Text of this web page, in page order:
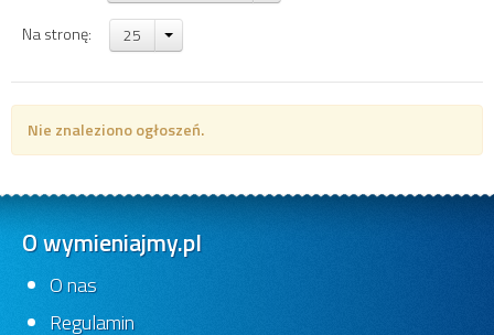
Na stronę: 25
Nie znaleziono ogłoszeń.
O wymieniajmy.pl
O nas
Regulamin